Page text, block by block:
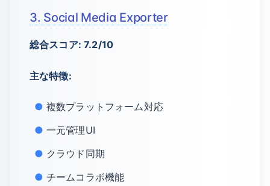
3. Social Media Exporter
総合スコア: 7.2/10
主な特徴:
複数プラットフォーム対応
一元管理UI
クラウド同期
チームコラボ機能